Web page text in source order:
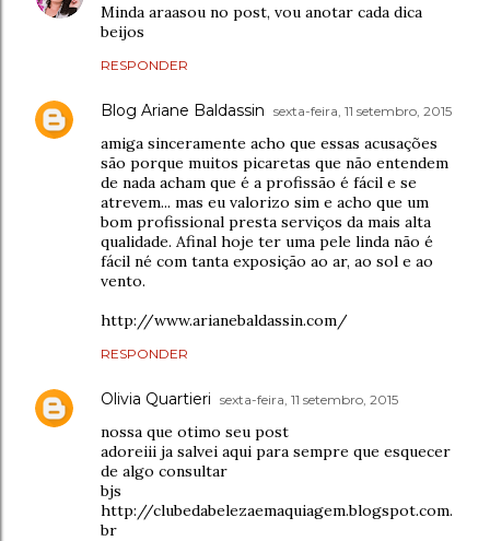
Minda araasou no post, vou anotar cada dica
beijos
RESPONDER
Blog Ariane Baldassin sexta-feira, 11 setembro, 2015
amiga sinceramente acho que essas acusações
são porque muitos picaretas que não entendem
de nada acham que é a profissão é fácil e se
atrevem... mas eu valorizo sim e acho que um
bom profissional presta serviços da mais alta
qualidade. Afinal hoje ter uma pele linda não é
fácil né com tanta exposição ao ar, ao sol e ao
vento.
http://www.arianebaldassin.com/
RESPONDER
Olivia Quartieri sexta-feira, 11 setembro, 2015
nossa que otimo seu post
adoreiii ja salvei aqui para sempre que esquecer
de algo consultar
bjs
http://clubedabelezaemaquiagem.blogspot.com.
br